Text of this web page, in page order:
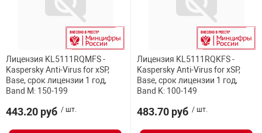
Лицензия KL5111RQMFS -
Kaspersky Anti-Virus for xSP,
Base, срок лицензии 1 год,
Band M: 150-199
443.20 руб / шт.
Лицензия KL5111RQKFS -
Kaspersky Anti-Virus for xSP,
Base, срок лицензии 1 год,
Band K: 100-149
483.70 руб / шт.